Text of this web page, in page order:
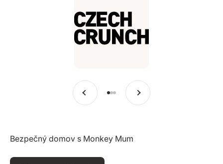
Predchádzajúce
Prejsť na položku 1
Prejsť na položku 2
Prejsť na položku 3
Ďalšie
Bezpečný domov s Monkey Mum